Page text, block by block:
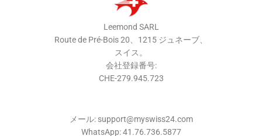
Leemond SARL
Route de Pré-Bois 20、1215 ジュネーブ、
スイス。
会社登録番号:
CHE-279.945.723
メール: support@myswiss24.com
WhatsApp: 41.76.736.5877